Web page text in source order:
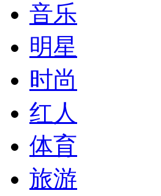
音乐
明星
时尚
红人
体育
旅游